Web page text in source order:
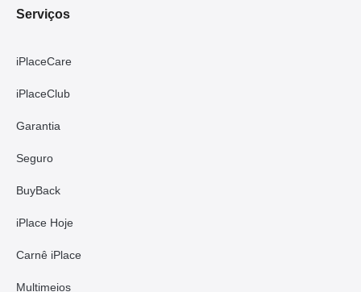
Serviços
iPlaceCare
iPlaceClub
Garantia
Seguro
BuyBack
iPlace Hoje
Carnê iPlace
Multimeios